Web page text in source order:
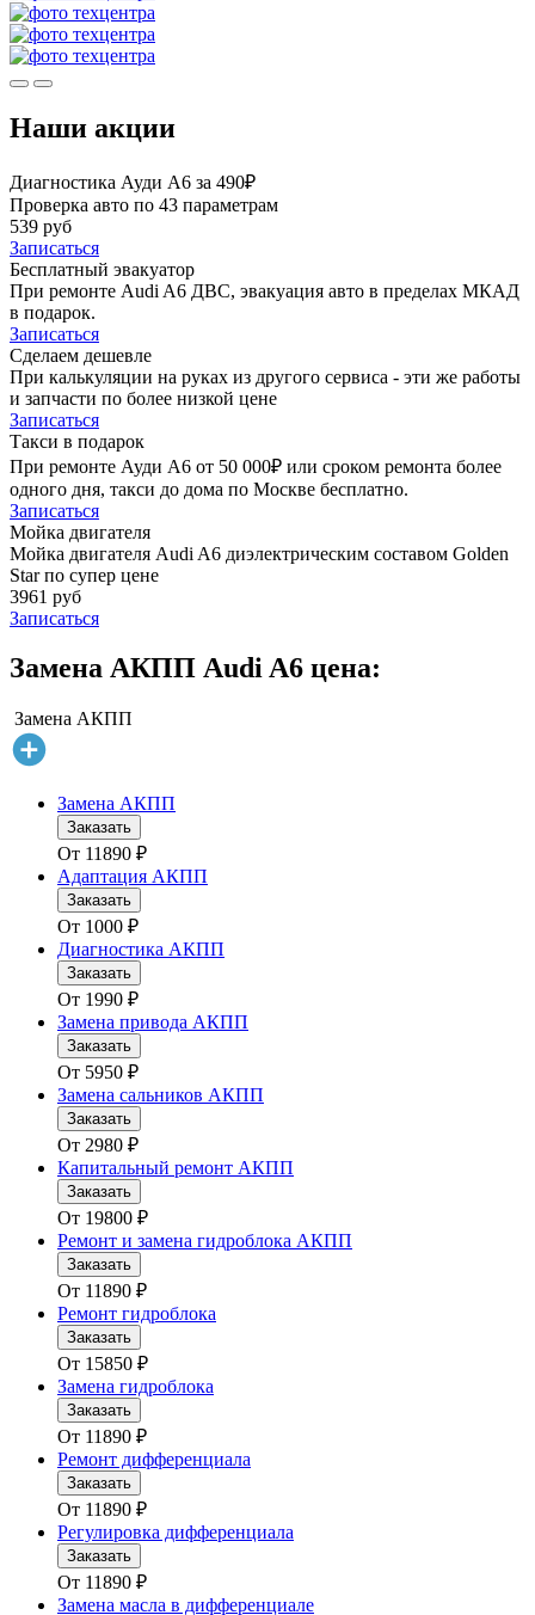
Наши акции
Диагностика Ауди А6 за 490₽
Проверка авто по 43 параметрам
539 руб
Записаться
Бесплатный эвакуатор
При ремонте Audi A6 ДВС, эвакуация авто в пределах МКАД
в подарок.
Записаться
Сделаем дешевле
При калькуляции на руках из другого сервиса - эти же работы
и запчасти по более низкой цене
Записаться
Такси в подарок
При ремонте Ауди А6 от 50 000₽ или сроком ремонта более
одного дня, такси до дома по Москве бесплатно.
Записаться
Мойка двигателя
Мойка двигателя Audi A6 диэлектрическим составом Golden
Star по супер цене
3961 руб
Записаться
Замена АКПП Audi A6 цена:
Замена АКПП
Замена АКПП
Заказать
От 11890 ₽
Адаптация АКПП
Заказать
От 1000 ₽
Диагностика АКПП
Заказать
От 1990 ₽
Замена привода АКПП
Заказать
От 5950 ₽
Замена сальников АКПП
Заказать
От 2980 ₽
Капитальный ремонт АКПП
Заказать
От 19800 ₽
Ремонт и замена гидроблока АКПП
Заказать
От 11890 ₽
Ремонт гидроблока
Заказать
От 15850 ₽
Замена гидроблока
Заказать
От 11890 ₽
Ремонт дифференциала
Заказать
От 11890 ₽
Регулировка дифференциала
Заказать
От 11890 ₽
Замена масла в дифференциале